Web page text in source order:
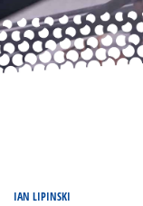
IAN LIPINSKI